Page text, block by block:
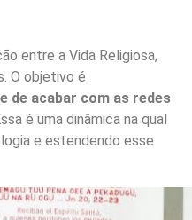
entre a Vida Religiosa,
O objetivo é
de acabar com as redes
é uma dinâmica na qual
e estendendo esse